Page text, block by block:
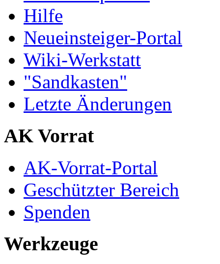
Hilfe
Neueinsteiger-Portal
Wiki-Werkstatt
"Sandkasten"
Letzte Änderungen
AK Vorrat
AK-Vorrat-Portal
Geschützter Bereich
Spenden
Werkzeuge